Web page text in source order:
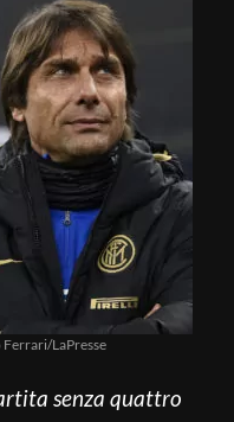
Ferrari/LaPresse
senza quattro